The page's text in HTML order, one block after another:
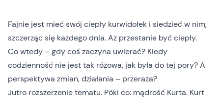
Fajnie jest mieć swój ciepły kurwidołek i siedzieć w nim,
szczerząc się każdego dnia. Aż przestanie być ciepły.
Co wtedy – gdy coś zaczyna uwierać? Kiedy
codzienność nie jest tak różowa, jak była do tej pory? A
perspektywa zmian, działania – przeraża?
Jutro rozszerzenie tematu. Póki co: mądrość Kurta. Kurt